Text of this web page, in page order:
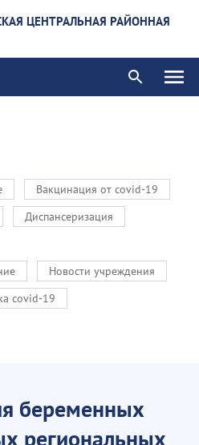
ЦЕНТРАЛЬНАЯ РАЙОННАЯ
Вакцинация от covid-19
Диспансеризация
Новости учреждения
covid-19
беременных
региональных